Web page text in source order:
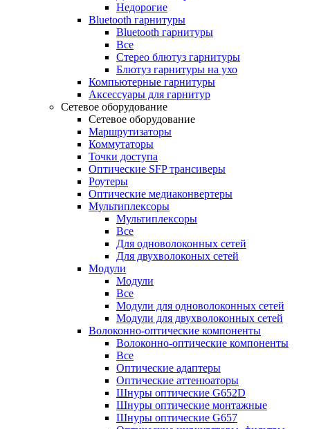
Недорогие
Bluetooth гарнитуры
Bluetooth гарнитуры
Все
Стерео блютуз гарнитуры
Блютуз гарнитуры на ухо
Компьютерные гарнитуры
Аксессуары для гарнитур
Сетевое оборудование
Сетевое оборудование
Маршрутизаторы
Коммутаторы
Точки доступа
Оптические SFP трансиверы
Роутеры
Оптические медиаконвертеры
Мультиплексоры
Мультиплексоры
Все
Для одноволоконных сетей
Для двухволоконых сетей
Модули
Модули
Все
Модули для одноволоконных сетей
Модули для двухволоконных сетей
Волоконно-оптические компоненты
Волоконно-оптические компоненты
Все
Оптические адаптеры
Оптические аттенюаторы
Шнуры оптические G652D
Шнуры оптические монтажные
Шнуры оптические G657